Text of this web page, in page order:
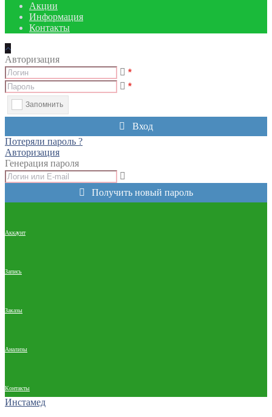
Акции
Информация
Контакты
Авторизация
*
*
Запомнить
Вход
Потеряли пароль ?
Авторизация
Генерация пароля
Получить новый пароль
Аккаунт
Запись
Заказы
Анализы
Контакты
Инстамед